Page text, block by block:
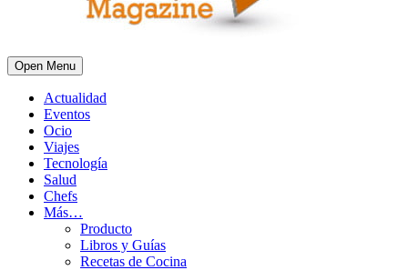
Open Menu
Actualidad
Eventos
Ocio
Viajes
Tecnología
Salud
Chefs
Más…
Producto
Libros y Guías
Recetas de Cocina